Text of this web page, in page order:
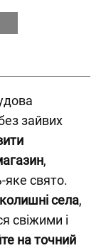
зайвих
,
яке свято.
села,
свіжими і
на точний